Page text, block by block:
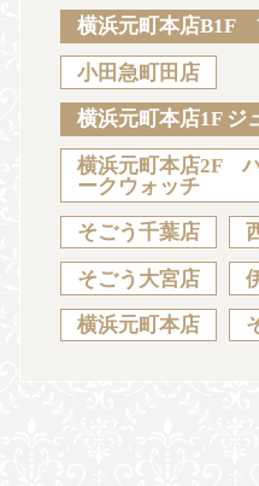
News Blog
Sustainability Voice
JA EN
横浜元町本店B1F
小田急町田店
横浜元町本店1F ジ
横浜元町本店2F
ークウォッチ
そごう千葉店
そごう大宮店
横浜元町本店